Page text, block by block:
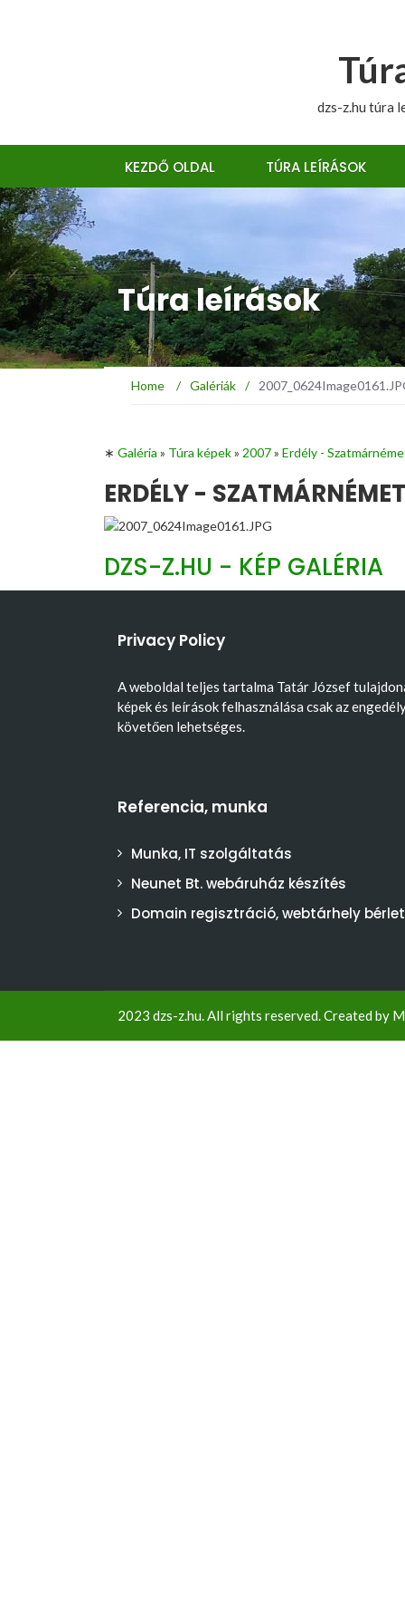
dzs-z.hu túra
KEZDŐ OLDAL TÚRA LEÍRÁSOK
Túra leírások
Home / Galériák /
∗ Galéria » Túra képek» 2007» Erdély -
ERDÉLY -
DZS-Z.HU - KÉP GALÉRIA
Privacy Policy
A weboldal teljes tartalma Tatár József
képek és leírások felhasználása csak az
követően lehetséges.
Referencia, munka
Munka, IT szolgáltatás
Neunet Bt. webáruház készítés
Domain regisztráció, webtárhely bérlet
2023 dzs-z.hu. All rights reserved. Created by